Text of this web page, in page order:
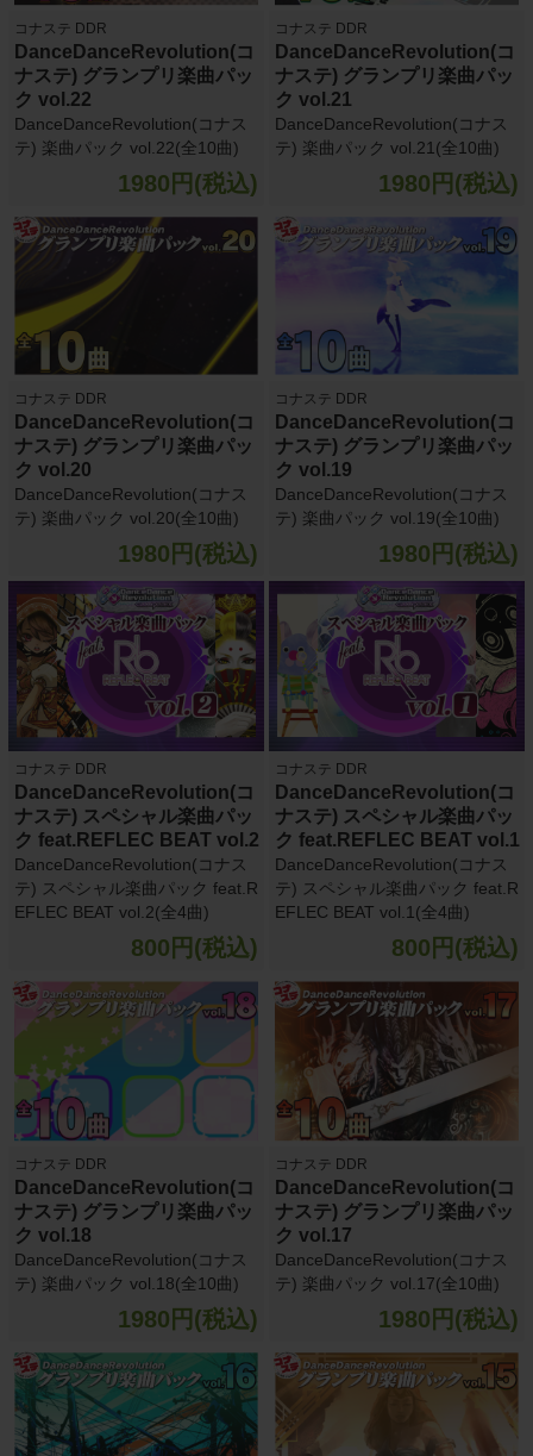
コナステ DDR
DanceDanceRevolution(コ
ナステ) グランプリ楽曲パッ
ク vol.22
DanceDanceRevolution(コナス
テ) 楽曲パック vol.22(全10曲)
1980円(税込)
コナステ DDR
DanceDanceRevolution(コ
ナステ) グランプリ楽曲パッ
ク vol.21
DanceDanceRevolution(コナス
テ) 楽曲パック vol.21(全10曲)
1980円(税込)
コナステ DDR
DanceDanceRevolution(コ
ナステ) グランプリ楽曲パッ
ク vol.20
DanceDanceRevolution(コナス
テ) 楽曲パック vol.20(全10曲)
1980円(税込)
コナステ DDR
DanceDanceRevolution(コ
ナステ) グランプリ楽曲パッ
ク vol.19
DanceDanceRevolution(コナス
テ) 楽曲パック vol.19(全10曲)
1980円(税込)
コナステ DDR
DanceDanceRevolution(コ
ナステ) スペシャル楽曲パッ
ク feat.REFLEC BEAT vol.2
DanceDanceRevolution(コナス
テ) スペシャル楽曲パック feat.R
EFLEC BEAT vol.2(全4曲)
800円(税込)
コナステ DDR
DanceDanceRevolution(コ
ナステ) スペシャル楽曲パッ
ク feat.REFLEC BEAT vol.1
DanceDanceRevolution(コナス
テ) スペシャル楽曲パック feat.R
EFLEC BEAT vol.1(全4曲)
800円(税込)
コナステ DDR
DanceDanceRevolution(コ
ナステ) グランプリ楽曲パッ
ク vol.18
DanceDanceRevolution(コナス
テ) 楽曲パック vol.18(全10曲)
1980円(税込)
コナステ DDR
DanceDanceRevolution(コ
ナステ) グランプリ楽曲パッ
ク vol.17
DanceDanceRevolution(コナス
テ) 楽曲パック vol.17(全10曲)
1980円(税込)